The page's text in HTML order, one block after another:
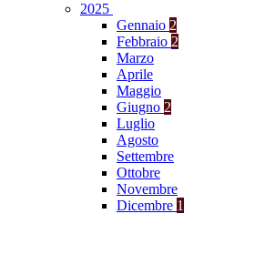
2025
Gennaio 2
Febbraio 2
Marzo
Aprile
Maggio
Giugno 2
Luglio
Agosto
Settembre
Ottobre
Novembre
Dicembre 1